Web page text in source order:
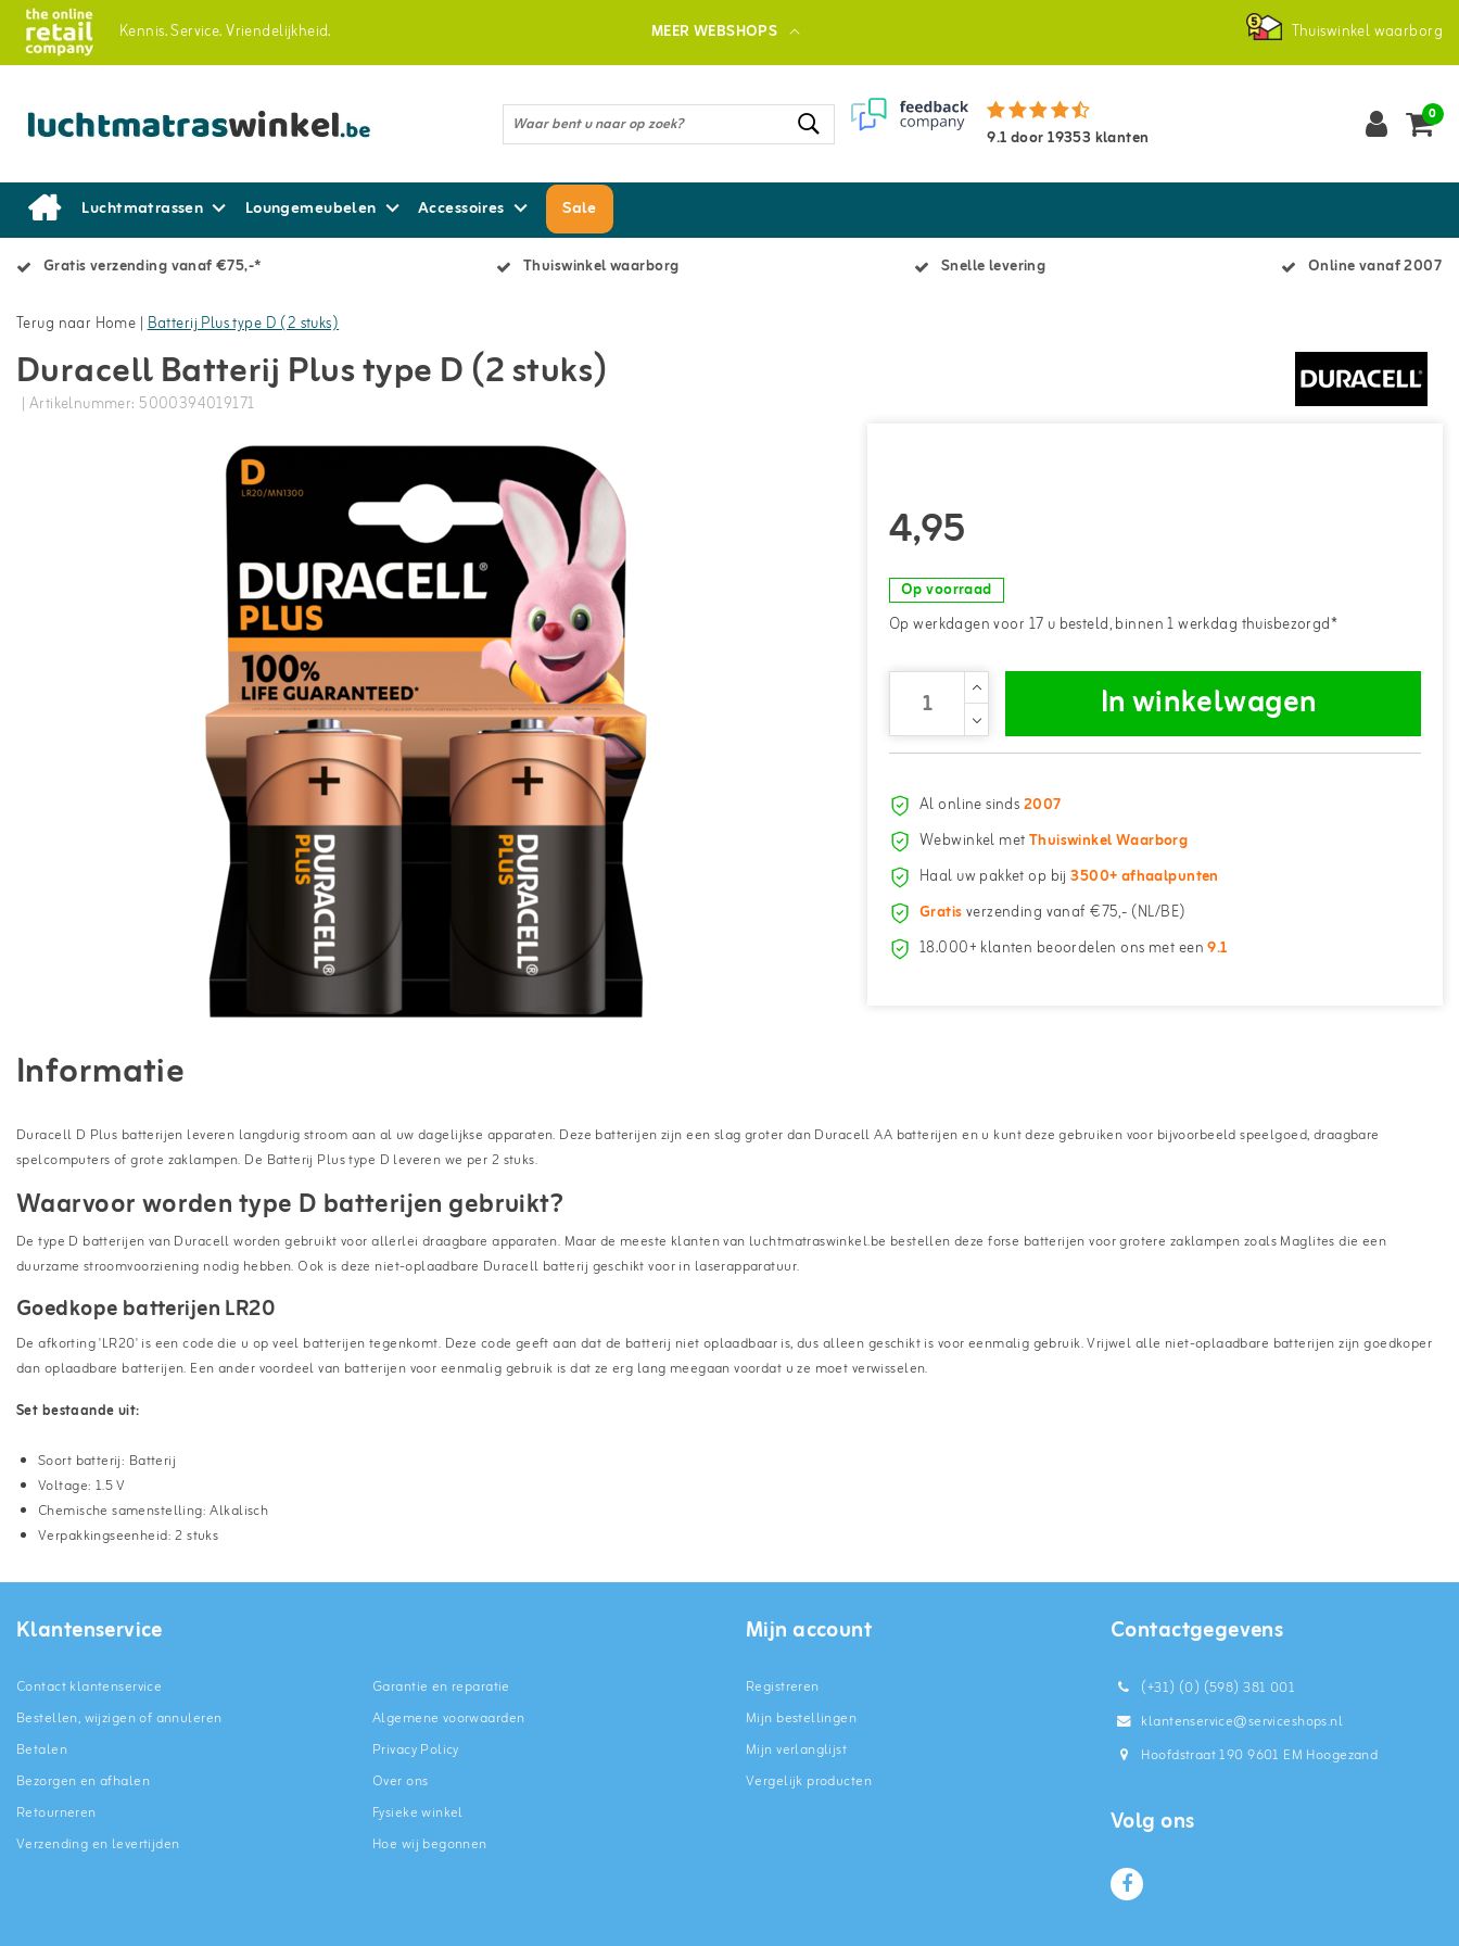
Kennis.Service.Vriendelijkheid. MEER WEBSHOPS Thuiswinkel waarborg
9.1door19353 klanten
0
Luchtmatrassen Loungemeubelen Accessoires Sale
Gratis verzending vanaf €75,-* Thuiswinkel waarborg Snelle levering Online vanaf 2007
Terug naar Home |Batterij Plus type D (2 stuks)
Duracell Batterij Plus type D (2 stuks)
| Artikelnummer: 5000394019171
4,95
Op voorraad
Op werkdagen voor 17 u besteld, binnen 1 werkdag thuisbezorgd*
In winkelwagen
Al online sinds2007
Webwinkel metThuiswinkel Waarborg
Haal uw pakket op bij3500+ afhaalpunten
Gratisverzending vanaf €75,- (NL/BE)
18.000+ klanten beoordelen ons met een9.1
Informatie
Duracell D Plus batterijen leveren langdurig stroom aan al uw dagelijkse apparaten. Deze batterijen zijn een slag groter dan Duracell AA batterijen en u kunt deze gebruiken voor bijvoorbeeld speelgoed, draagbare
spelcomputers of grote zaklampen. De Batterij Plus type D leveren we per 2 stuks.
Waarvoor worden type D batterijen gebruikt?
De type D batterijen van Duracell worden gebruikt voor allerlei draagbare apparaten. Maar de meeste klanten van luchtmatraswinkel.be bestellen deze forse batterijen voor grotere zaklampen zoals Maglites die een
duurzame stroomvoorziening nodig hebben. Ook is deze niet-oplaadbare Duracell batterij geschikt voor in laserapparatuur.
Goedkope batterijen LR20
De afkorting 'LR20' is een code die u op veel batterijen tegenkomt. Deze code geeft aan dat de batterij niet oplaadbaar is, dus alleen geschikt is voor eenmalig gebruik. Vrijwel alle niet-oplaadbare batterijen zijn goedkoper
dan oplaadbare batterijen. Een ander voordeel van batterijen voor eenmalig gebruik is dat ze erg lang meegaan voordat u ze moet verwisselen.
Set bestaande uit:
Soort batterij: Batterij
Voltage: 1.5 V
Chemische samenstelling: Alkalisch
Verpakkingseenheid: 2 stuks
Klantenservice
Contact klantenservice
Bestellen, wijzigen of annuleren
Betalen
Bezorgen en afhalen
Retourneren
Verzending en levertijden
Garantie en reparatie
Algemene voorwaarden
Privacy Policy
Over ons
Fysieke winkel
Hoe wij begonnen
Mijn account
Registreren
Mijn bestellingen
Mijn verlanglijst
Vergelijk producten
Contactgegevens
(+31) (0) (598) 381 001
klantenservice@serviceshops.nl
Hoofdstraat 190 9601 EM Hoogezand
Volg ons